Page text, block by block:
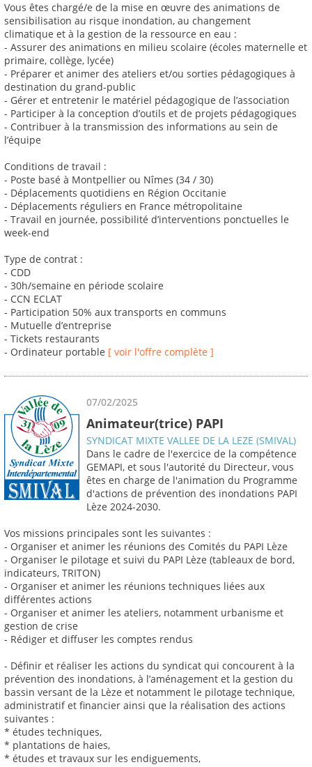
Vous êtes chargé/e de la mise en œuvre des animations de
sensibilisation au risque inondation, au changement
climatique et à la gestion de la ressource en eau :
- Assurer des animations en milieu scolaire (écoles maternelle et
primaire, collège, lycée)
- Préparer et animer des ateliers et/ou sorties pédagogiques à
destination du grand-public
- Gérer et entretenir le matériel pédagogique de l’association
- Participer à la conception d’outils et de projets pédagogiques
- Contribuer à la transmission des informations au sein de
l’équipe
Conditions de travail :
- Poste basé à Montpellier ou Nîmes (34 / 30)
- Déplacements quotidiens en Région Occitanie
- Déplacements réguliers en France métropolitaine
- Travail en journée, possibilité d’interventions ponctuelles le
week-end
Type de contrat :
- CDD
- 30h/semaine en période scolaire
- CCN ECLAT
- Participation 50% aux transports en communs
- Mutuelle d’entreprise
- Tickets restaurants
- Ordinateur portable [ voir l'offre complète ]
07/02/2025
Animateur(trice) PAPI
SYNDICAT MIXTE VALLEE DE LA LEZE (SMIVAL)
Dans le cadre de l'exercice de la compétence
GEMAPI, et sous l'autorité du Directeur, vous
êtes en charge de l'animation du Programme
d'actions de prévention des inondations PAPI
Lèze 2024-2030.
Vos missions principales sont les suivantes :
- Organiser et animer les réunions des Comités du PAPI Lèze
- Organiser le pilotage et suivi du PAPI Lèze (tableaux de bord,
indicateurs, TRITON)
- Organiser et animer les réunions techniques liées aux
différentes actions
- Organiser et animer les ateliers, notamment urbanisme et
gestion de crise
- Rédiger et diffuser les comptes rendus
- Définir et réaliser les actions du syndicat qui concourent à la
prévention des inondations, à l’aménagement et la gestion du
bassin versant de la Lèze et notamment le pilotage technique,
administratif et financier ainsi que la réalisation des actions
suivantes :
* études techniques,
* plantations de haies,
* études et travaux sur les endiguements,